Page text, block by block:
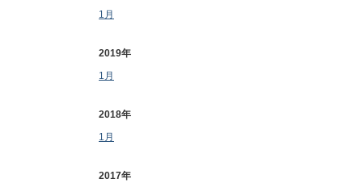
1月
2019年
1月
2018年
1月
2017年